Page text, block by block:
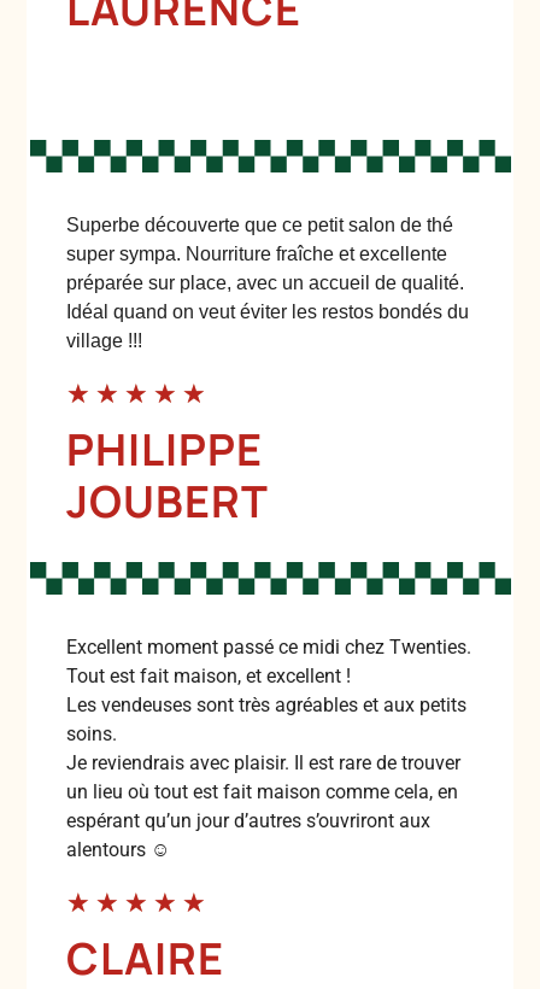
Superbe découverte que ce petit salon de thé
super sympa. Nourriture fraîche et excellente
préparée sur place, avec un accueil de qualité.
Idéal quand on veut éviter les restos bondés du
village !!!
★ ★ ★ ★ ★
PHILIPPE
JOUBERT
Excellent moment passé ce midi chez Twenties.
Tout est fait maison, et excellent !
Les vendeuses sont très agréables et aux petits
soins.
Je reviendrais avec plaisir. Il est rare de trouver
un lieu où tout est fait maison comme cela, en
espérant qu’un jour d’autres s’ouvriront aux
alentours ☺️
★ ★ ★ ★ ★
CLAIRE